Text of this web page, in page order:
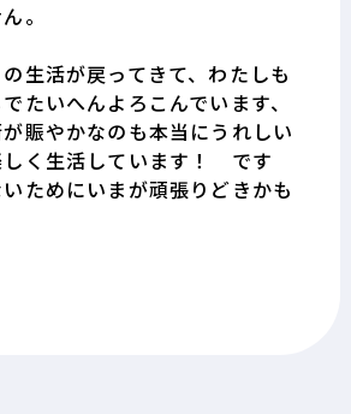
。
生活が戻ってきて、わたしも
たいへんよろこんでいます、
賑やかなのも本当にうれしい
しく生活しています！ です
ためにいまが頑張りどきかも